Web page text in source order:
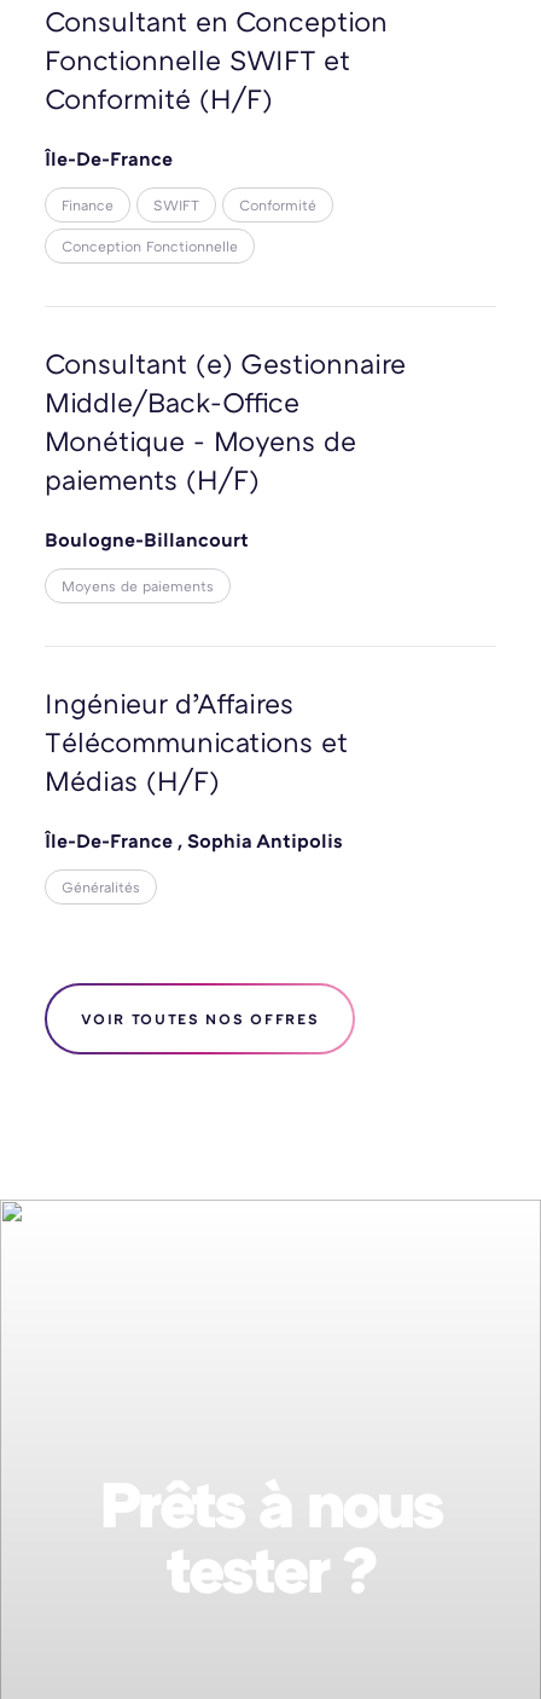
Consultant en Conception
Fonctionnelle SWIFT et
Conformité (H/F)
Île-De-France
Finance SWIFT Conformité
Conception Fonctionnelle
Consultant (e) Gestionnaire
Middle/Back-Office
Monétique - Moyens de
paiements (H/F)
Boulogne-Billancourt
Moyens de paiements
Ingénieur d’Affaires
Télécommunications et
Médias (H/F)
Île-De-France ,Sophia Antipolis
Généralités
VOIR TOUTES NOS OFFRES
Prêts à nous
tester ?